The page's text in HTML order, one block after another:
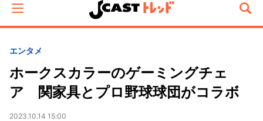
エンタメ
ホークスカラーのゲーミングチェ
ア 関家具とプロ野球球団がコラボ
2023.10.14 15:00